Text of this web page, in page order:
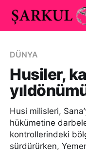
DÜNYA
Husiler,
Husi milisleri,
hükümetine
kontrollerindeki
sürdürürken,